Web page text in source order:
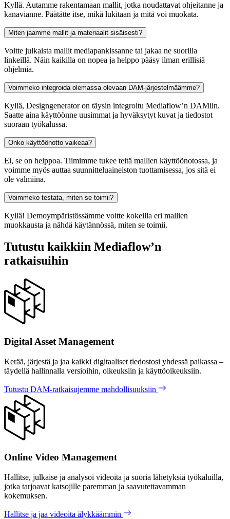
Kyllä. Autamme rakentamaan mallit, jotka noudattavat ohjeitanne ja
kanavianne. Päätätte itse, mikä lukitaan ja mitä voi muokata.
Miten jaamme mallit ja materiaalit sisäisesti?
Voitte julkaista mallit mediapankissanne tai jakaa ne suorilla
linkeillä. Näin kaikilla on nopea ja helppo pääsy ilman erillisiä
ohjelmia.
Voimmeko integroida olemassa olevaan DAM-järjestelmäämme?
Kyllä, Designgenerator on täysin integroitu Mediaflow’n DAMiin.
Saatte aina käyttöönne uusimmat ja hyväksytyt kuvat ja tiedostot
suoraan työkalussa.
Onko käyttöönotto vaikeaa?
Ei, se on helppoa. Tiimimme tukee teitä mallien käyttöönotossa, ja
voimme myös auttaa suunnitteluaineiston tuottamisessa, jos sitä ei
ole valmiina.
Voimmeko testata, miten se toimii?
Kyllä! Demoympäristössämme voitte kokeilla eri mallien
muokkausta ja nähdä käytännössä, miten se toimii.
Tutustu kaikkiin Mediaflow’n
ratkaisuihin
Digital Asset Management
Kerää, järjestä ja jaa kaikki digitaaliset tiedostosi yhdessä paikassa –
täydellä hallinnalla versioihin, oikeuksiin ja käyttöoikeuksiin.
Tutustu DAM-ratkaisujemme mahdollisuuksiin
Online Video Management
Hallitse, julkaise ja analysoi videoita ja suoria lähetyksiä työkaluilla,
jotka tarjoavat katsojille paremman ja saavutettavamman
kokemuksen.
Hallitse ja jaa videoita älykkäämmin